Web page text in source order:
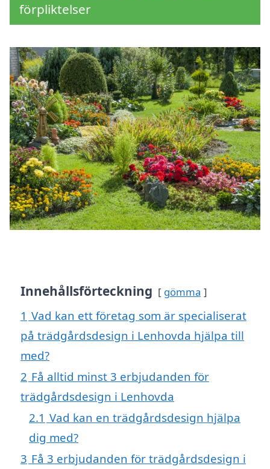
förpliktelser
Innehållsförteckning gömma
1 Vad kan ett företag som är specialiserat
på trädgårdsdesign i Lenhovda hjälpa till
med?
2 Få alltid minst 3 erbjudanden för
trädgårdsdesign i Lenhovda
2.1 Vad kan en trädgårdsdesign hjälpa
dig med?
3 Få 3 erbjudanden för trädgårdsdesign i